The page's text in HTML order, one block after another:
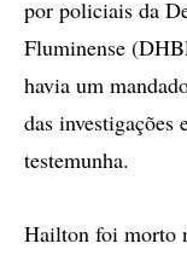
por policiais da
Fluminense
havia um
das investigações
testemunha.
Hailton foi morto